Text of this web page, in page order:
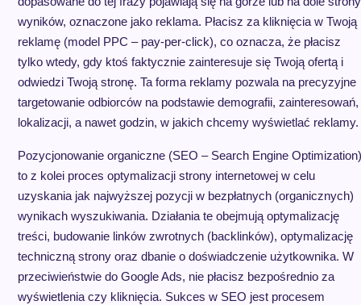
wyników, oznaczone jako reklama. Płacisz za kliknięcia w Twoją
reklamę (model PPC – pay-per-click), co oznacza, że płacisz
tylko wtedy, gdy ktoś faktycznie zainteresuje się Twoją ofertą i
odwiedzi Twoją stronę. Ta forma reklamy pozwala na precyzyjne
targetowanie odbiorców na podstawie demografii, zainteresowań,
lokalizacji, a nawet godzin, w jakich chcemy wyświetlać reklamy.
Pozycjonowanie organiczne (SEO – Search Engine Optimization)
to z kolei proces optymalizacji strony internetowej w celu
uzyskania jak najwyższej pozycji w bezpłatnych (organicznych)
wynikach wyszukiwania. Działania te obejmują optymalizację
treści, budowanie linków zwrotnych (backlinków), optymalizację
techniczną strony oraz dbanie o doświadczenie użytkownika. W
przeciwieństwie do Google Ads, nie płacisz bezpośrednio za
wyświetlenia czy kliknięcia. Sukces w SEO jest procesem